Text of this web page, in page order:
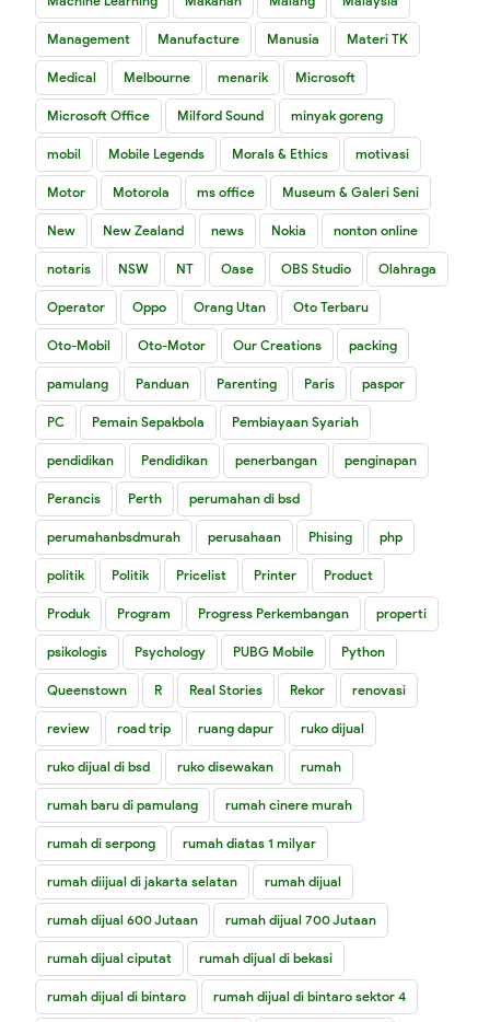
Management Manufacture Manusia Materi TK
Medical Melbourne menarik Microsoft
Microsoft Office Milford Sound minyak goreng
mobil Mobile Legends Morals & Ethics motivasi
Motor Motorola ms office Museum & Galeri Seni
New New Zealand news Nokia nonton online
notaris NSW NT Oase OBS Studio Olahraga
Operator Oppo Orang Utan Oto Terbaru
Oto-Mobil Oto-Motor Our Creations packing
pamulang Panduan Parenting Paris paspor
PC Pemain Sepakbola Pembiayaan Syariah
pendidikan Pendidikan penerbangan penginapan
Perancis Perth perumahan di bsd
perumahanbsdmurah perusahaan Phising php
politik Politik Pricelist Printer Product
Produk Program Progress Perkembangan properti
psikologis Psychology PUBG Mobile Python
Queenstown R Real Stories Rekor renovasi
review road trip ruang dapur ruko dijual
ruko dijual di bsd ruko disewakan rumah
rumah baru di pamulang rumah cinere murah
rumah di serpong rumah diatas 1 milyar
rumah diijual di jakarta selatan rumah dijual
rumah dijual 600 Jutaan rumah dijual 700 Jutaan
rumah dijual ciputat rumah dijual di bekasi
rumah dijual di bintaro rumah dijual di bintaro sektor 4